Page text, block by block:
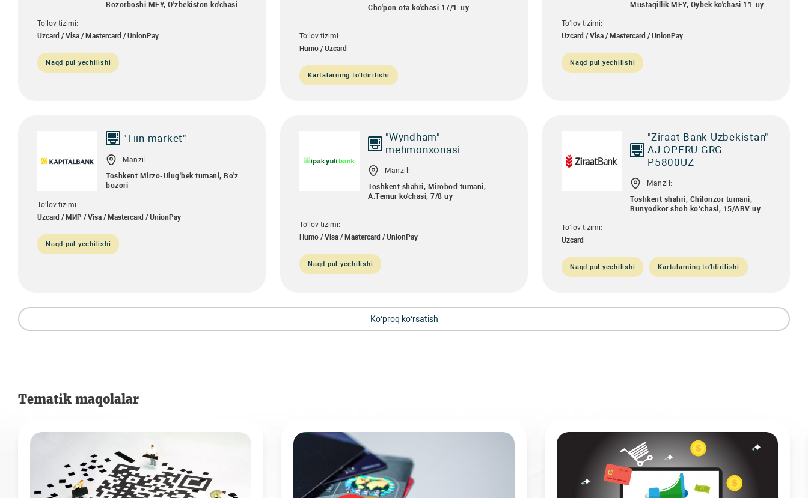
Bozorboshi MFY, O'zbekiston ko'chasi
To‘lov tizimi:
Uzcard / Visa / Mastercard / UnionPay
Naqd pul yechilishi
Cho'pon ota ko'chasi 17/1-uy
To‘lov tizimi:
Humo / Uzcard
Kartalarning to‘ldirilishi
Mustaqillik MFY, Oybek ko'chasi 11-uy
To‘lov tizimi:
Uzcard / Visa / Mastercard / UnionPay
Naqd pul yechilishi
"Tiin market"
Manzil:
Toshkent Mirzo-Ulug'bek tumani, Bo'z
bozori
To‘lov tizimi:
Uzcard / МИР / Visa / Mastercard / UnionPay
Naqd pul yechilishi
"Wyndham"
mehmonxonasi
Manzil:
Toshkent shahri, Mirobod tumani,
А.Тemur ko'chasi, 7/8 uy
To‘lov tizimi:
Humo / Visa / Mastercard / UnionPay
Naqd pul yechilishi
"Ziraat Bank Uzbekistan"
AJ OPERU GRG
P5800UZ
Manzil:
Toshkent shahri, Chilonzor tumani,
Bunyodkor shoh ko‘chasi, 15/ABV uy
To‘lov tizimi:
Uzcard
Naqd pul yechilishi Kartalarning to‘ldirilishi
Ko‘proq ko‘rsatish
Tematik maqolalar